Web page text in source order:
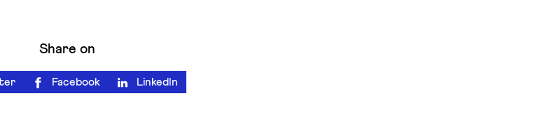
Share on
Facebook LinkedIn